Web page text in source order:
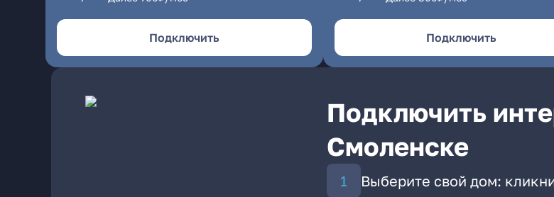
Подключить Подключить
Подключить
Смоленске
Выберите свой дом: